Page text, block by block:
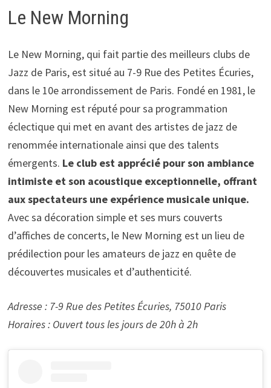
Le New Morning
Le New Morning, qui fait partie des meilleurs clubs de
Jazz de Paris, est situé au 7-9 Rue des Petites Écuries,
dans le 10e arrondissement de Paris. Fondé en 1981, le
New Morning est réputé pour sa programmation
éclectique qui met en avant des artistes de jazz de
renommée internationale ainsi que des talents
émergents. Le club est apprécié pour son ambiance
intimiste et son acoustique exceptionnelle, offrant
aux spectateurs une expérience musicale unique.
Avec sa décoration simple et ses murs couverts
d’affiches de concerts, le New Morning est un lieu de
prédilection pour les amateurs de jazz en quête de
découvertes musicales et d’authenticité.
Adresse : 7-9 Rue des Petites Écuries, 75010 Paris
Horaires : Ouvert tous les jours de 20h à 2h